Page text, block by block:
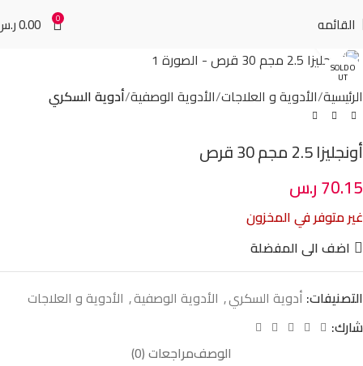
القائمه 0
0.00
SOLD O
UT
الرئيسية الأدوية و العلاجات الأدوية الوصفية أدوية السكري
أونجليزا 2.5 مجم 30 قرص
70.15ر.س
غير متوفر في المخزون
اضف الى المفضلة
التصنيفات: أدوية السكري, الأدوية الوصفية, الأدوية و العلاجات
شارك:
الوصفمراجعات (0)